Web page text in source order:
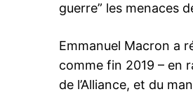
guerre” les menaces
Emmanuel Macron a
comme fin 2019 – en
de l’Alliance, et du